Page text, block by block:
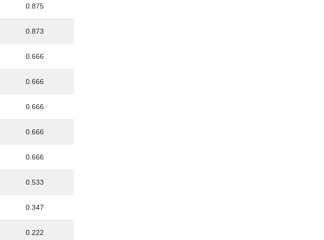
0.875
0.873
0.666
0.666
0.666
0.666
0.666
0.533
0.347
0.222